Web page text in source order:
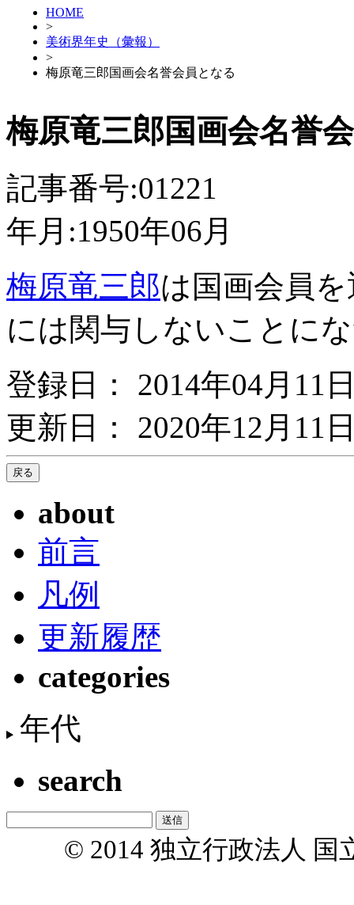
HOME
>
美術界年史（彙報）
>
梅原竜三郎国画会名誉会員となる
梅原竜三郎国画会名誉
記事番号:01221
年月:1950年06月
梅原竜三郎は国画会員
には関与しないことに
登録日： 2014年04月11
更新日： 2020年12月11
about
前言
凡例
更新履歴
categories
年代
search
© 2014 独立行政法人 国